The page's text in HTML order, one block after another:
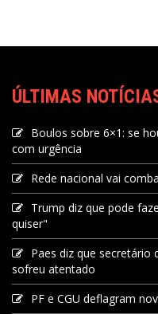
ÚLTIMAS
Boulos sobre 6×1: se
com urgência
Rede nacional vai
Trump diz que pode
quiser"
Paes diz que secretário
sofreu atentado
PF e CGU deflagram